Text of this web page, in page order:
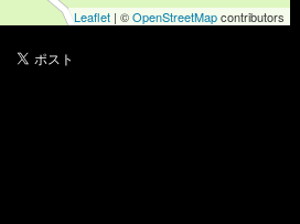
Leaflet | ©OpenStreetMapcontributors